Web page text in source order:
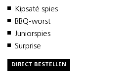
Kipsaté spies
BBQ-worst
Juniorspies
Surprise
DIRECT BESTELLEN